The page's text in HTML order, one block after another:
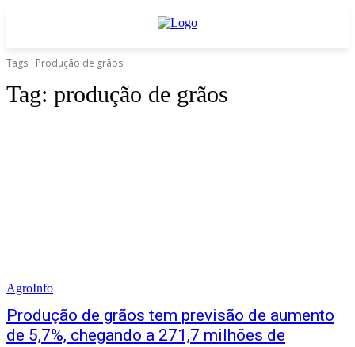
Tags Produção de grãos
Tag: produção de grãos
AgroInfo
Produção de grãos tem previsão de aumento
de 5,7%, chegando a 271,7 milhões de